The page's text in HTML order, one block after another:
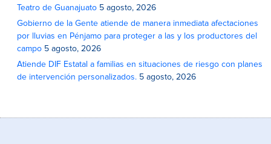
Teatro de Guanajuato 5 agosto, 2026
Gobierno de la Gente atiende de manera inmediata afectaciones
por lluvias en Pénjamo para proteger a las y los productores del
campo 5 agosto, 2026
Atiende DIF Estatal a familias en situaciones de riesgo con planes
de intervención personalizados. 5 agosto, 2026